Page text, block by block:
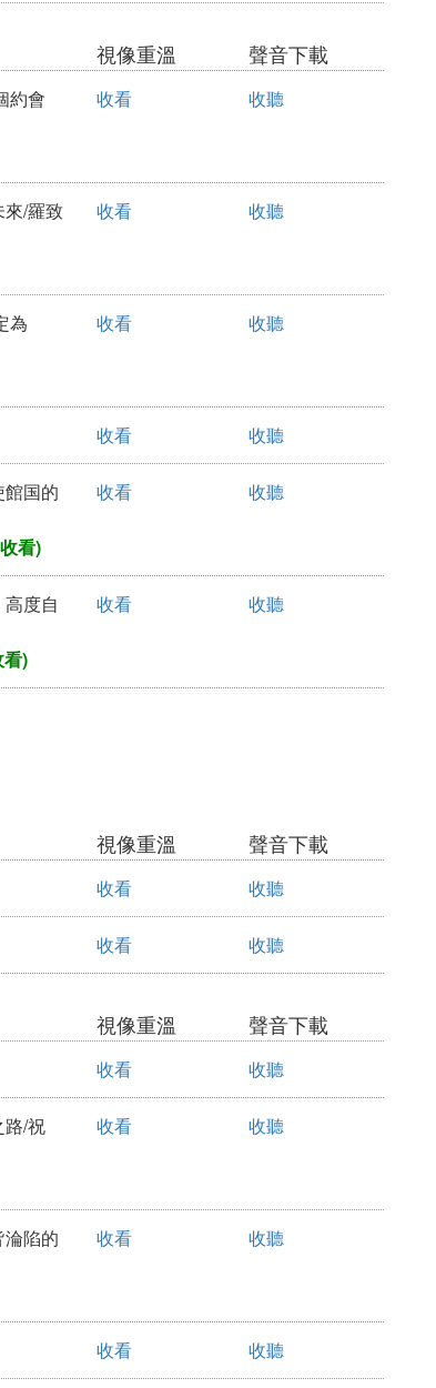
視像重溫 聲音下載
約會 收看 收聽
/羅致 收看 收聽
為 收看 收聽
收看 收聽
国的
看)
收看 收聽
度自
)
收看 收聽
視像重溫 聲音下載
收看 收聽
收看 收聽
視像重溫 聲音下載
收看 收聽
/祝 收看 收聽
陷的 收看 收聽
收看 收聽